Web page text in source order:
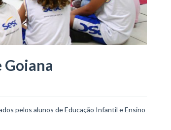
Goiana
pelos alunos de Educação Infantil e Ensino